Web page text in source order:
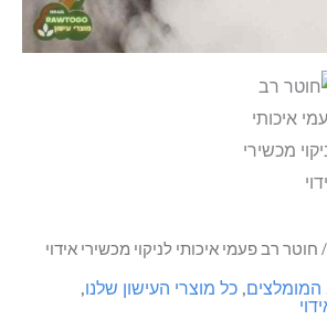
/ חוטר רב פעמי איכותי לניקוי מכשירי אידוי
המומלצים, כל מוצרי העישון שלנו,